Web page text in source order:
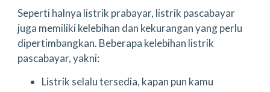
Seperti halnya listrik prabayar, listrik pascabayar
juga memiliki kelebihan dan kekurangan yang perlu
dipertimbangkan. Beberapa kelebihan listrik
pascabayar, yakni:
Listrik selalu tersedia, kapan pun kamu